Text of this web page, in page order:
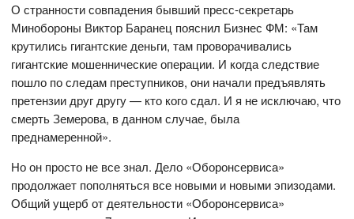
О странности совпадения бывший пресс-секретарь
Минобороны Виктор Баранец пояснил Бизнес ФМ: «Там
крутились гигантские деньги, там проворачивались
гигантские мошеннические операции. И когда следствие
пошло по следам преступников, они начали предъявлять
претензии друг другу — кто кого сдал. И я не исключаю, что
смерть Земерова, в данном случае, была
преднамеренной».
Но он просто не все знал. Дело «Оборонсервиса»
продолжает пополняться все новыми и новыми эпизодами.
Общий ущерб от деятельности «Оборонсервиса»